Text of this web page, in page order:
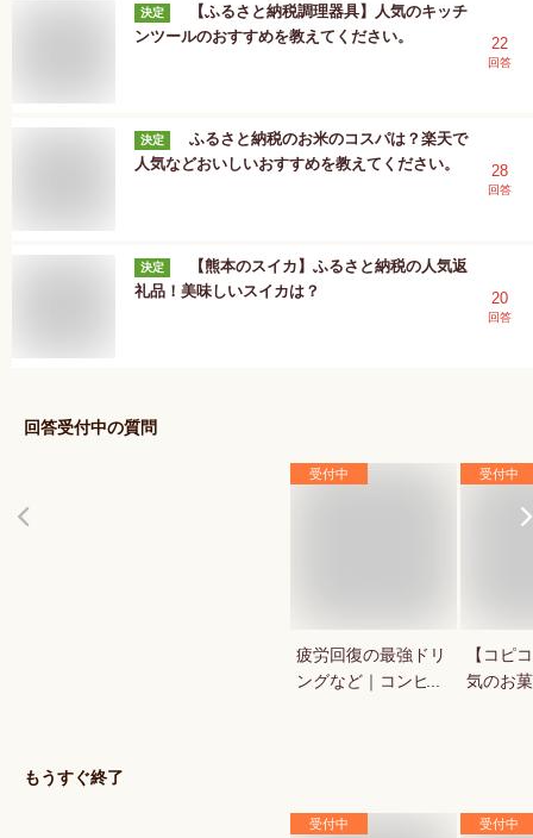
決定
【ふるさと納税調理器具】人気のキッチ
ンツールのおすすめを教えてください。
22
回答
決定
ふるさと納税のお米のコスパは？楽天で
人気などおいしいおすすめを教えてください。
28
回答
決定
【熊本のスイカ】ふるさと納税の人気返
礼品！美味しいスイカは？
20
回答
回答受付中の質問
受付中
疲労回復の最強ドリ
ングなど｜コンビ
受付中
【コピ
気のお
もうすぐ終了
受付中 受付中